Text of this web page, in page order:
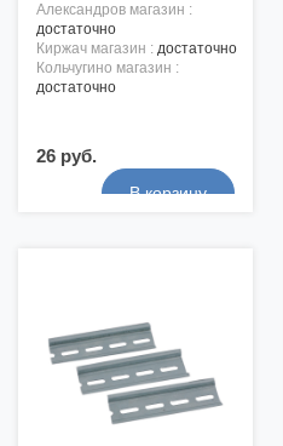
александров магазин :
достаточно
киржач магазин : достаточно
кольчугино магазин :
достаточно
26 руб.